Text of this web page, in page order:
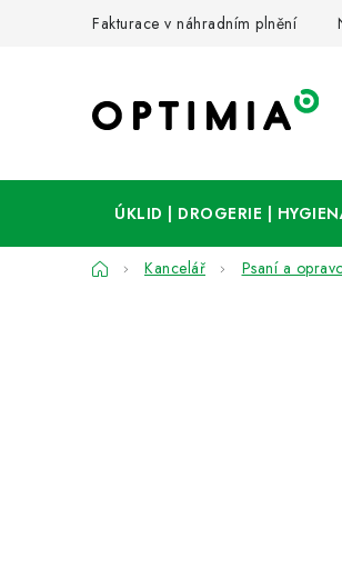
Fakturace v náhradním plnění
ÚKLID | DROGERIE |
DomůKancelář Psaní a